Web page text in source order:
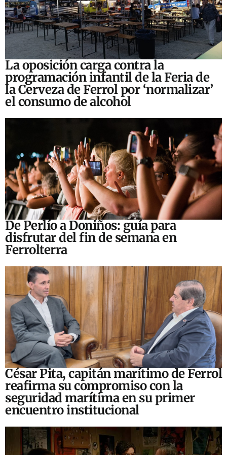
La oposición carga contra la
programación infantil de la Feria de
la Cerveza de Ferrol por ‘normalizar’
el consumo de alcohol
De Perlío a Doniños: guía para
disfrutar del fin de semana en
Ferrolterra
César Pita, capitán marítimo de Ferrol
reafirma su compromiso con la
seguridad marítima en su primer
encuentro institucional